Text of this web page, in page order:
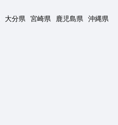
大分県 宮崎県 鹿児島県 沖縄県